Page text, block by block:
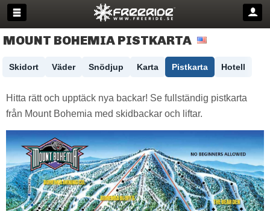
MOUNT BOHEMIA PISTKARTA
Skidort Väder Snödjup Karta Pistkarta Hotell
Hitta rätt och upptäck nya backar! Se fullständig pistkarta
från Mount Bohemia med skidbackar och liftar.